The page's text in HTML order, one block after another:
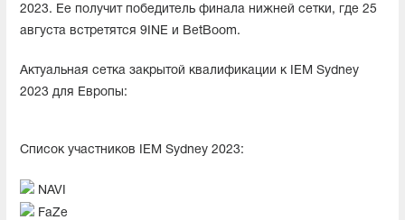
2023. Ее получит победитель финала нижней сетки, где 25
августа встретятся 9INE и BetBoom.
Актуальная сетка закрытой квалификации к IEM Sydney
2023 для Европы:
Список участников IEM Sydney 2023:
NAVI
FaZe